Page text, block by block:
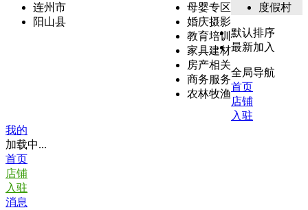
连州市
阳山县
母婴专区
婚庆摄影
教育培训
家具建材
房产相关
商务服务
农林牧渔
度假村
默认排序
最新加入
全局导航
首页
店铺
入驻
我的
加载中...
首页
店铺
入驻
消息